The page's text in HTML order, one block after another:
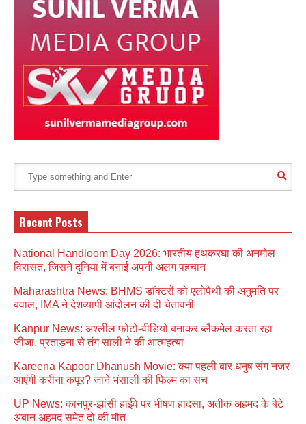
Recent Posts
National Handloom Day 2026: भारतीय हथकरघा की अनमोल
विरासत, जिसने दुनिया में बनाई अपनी अलग पहचान
Maharashtra News: BHMS डॉक्टरों को एलोपैथी की अनुमति पर
बवाल, IMA ने देशव्यापी आंदोलन की दी चेतावनी
Kanpur News: अश्लील फोटो-वीडियो बनाकर ब्लैकमेल करता रहा
जीजा, प्रताड़ना से तंग साली ने की आत्महत्या
Kareena Kapoor Dhanush Movie: क्या पहली बार धनुष संग नजर
आएंगी करीना कपूर? जानें भंसाली की फिल्म का सच
UP News: कानपुर-झांसी हाईवे पर भीषण हादसा, अतीक अहमद के बेटे
अबान अहमद समेत दो की मौत